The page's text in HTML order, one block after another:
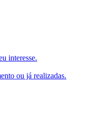
interesse.
ou já realizadas.